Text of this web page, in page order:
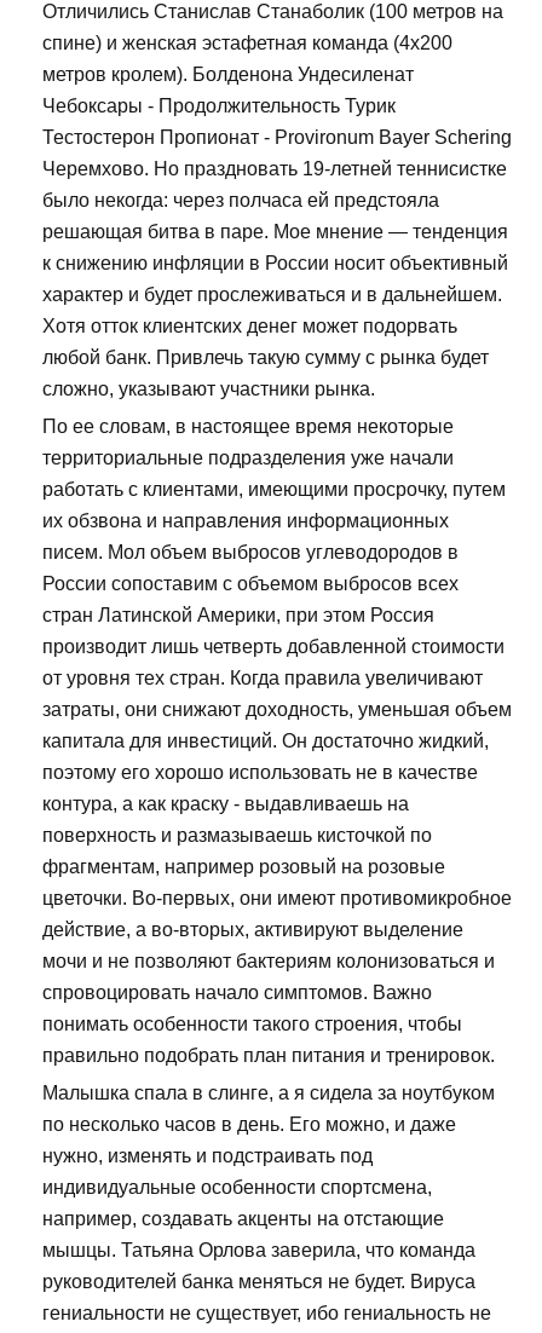
Отличились Станислав Станаболик (100 метров на
спине) и женская эстафетная команда (4х200
метров кролем). Болденона Ундесиленат
Чебоксары - Продолжительность Турик
Тестостерон Пропионат - Provironum Bayer Schering
Черемхово. Но праздновать 19-летней теннисистке
было некогда: через полчаса ей предстояла
решающая битва в паре. Мое мнение — тенденция
к снижению инфляции в России носит объективный
характер и будет прослеживаться и в дальнейшем.
Хотя отток клиентских денег может подорвать
любой банк. Привлечь такую сумму с рынка будет
сложно, указывают участники рынка.
По ее словам, в настоящее время некоторые
территориальные подразделения уже начали
работать с клиентами, имеющими просрочку, путем
их обзвона и направления информационных
писем. Мол объем выбросов углеводородов в
России сопоставим с объемом выбросов всех
стран Латинской Америки, при этом Россия
производит лишь четверть добавленной стоимости
от уровня тех стран. Когда правила увеличивают
затраты, они снижают доходность, уменьшая объем
капитала для инвестиций. Он достаточно жидкий,
поэтому его хорошо использовать не в качестве
контура, а как краску - выдавливаешь на
поверхность и размазываешь кисточкой по
фрагментам, например розовый на розовые
цветочки. Во-первых, они имеют противомикробное
действие, а во-вторых, активируют выделение
мочи и не позволяют бактериям колонизоваться и
спровоцировать начало симптомов. Важно
понимать особенности такого строения, чтобы
правильно подобрать план питания и тренировок.
Малышка спала в слинге, а я сидела за ноутбуком
по несколько часов в день. Его можно, и даже
нужно, изменять и подстраивать под
индивидуальные особенности спортсмена,
например, создавать акценты на отстающие
мышцы. Татьяна Орлова заверила, что команда
руководителей банка меняться не будет. Вируса
гениальности не существует, ибо гениальность не